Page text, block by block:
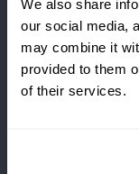
We also share
our social media,
may combine it
provided to them
of their services.
Allgemeine